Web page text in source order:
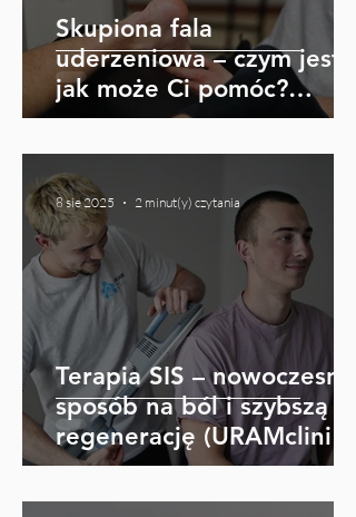
Skupiona fala
uderzeniowa – czym jest i
jak może Ci pomóc?
(URAMclinic Jelenia Góra)
Terapia SIS – nowoczesny
sposób na ból i szybszą
regenerację (URAMclinic
Jelenia Góra)
8 sie 2025 2 minut(y) czytania